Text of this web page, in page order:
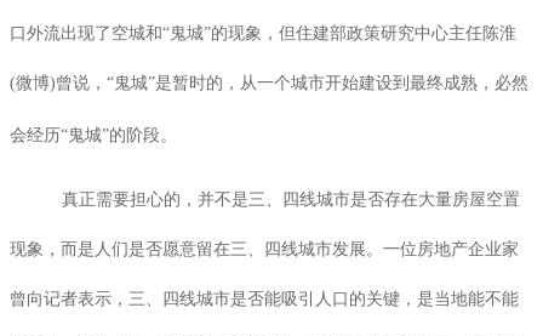
口外流出现了空城和“鬼城”的现象，但住建部政策研究中心主任陈淮
(微博)曾说，“鬼城”是暂时的，从一个城市开始建设到最终成熟，必然
会经历“鬼城”的阶段。
真正需要担心的，并不是三、四线城市是否存在大量房屋空置
现象，而是人们是否愿意留在三、四线城市发展。一位房地产企业家
曾向记者表示，三、四线城市是否能吸引人口的关键，是当地能不能